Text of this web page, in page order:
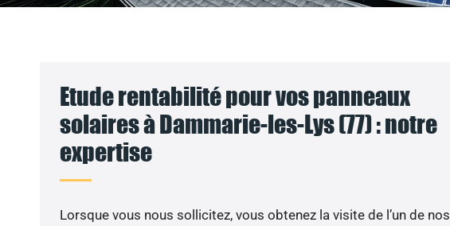
Etude rentabilité pour vos panneaux
solaires à Dammarie-les-Lys (77) : notre
expertise
Lorsque vous nous sollicitez, vous obtenez la visite de l’un de nos